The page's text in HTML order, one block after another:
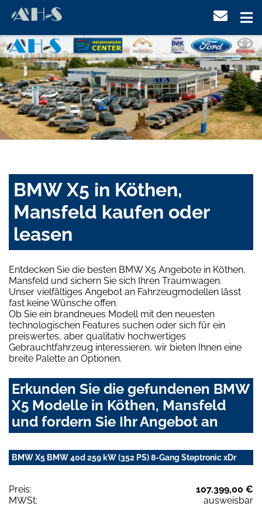
BMW X5 in Köthen,
Mansfeld kaufen oder
leasen
Entdecken Sie die besten BMW X5 Angebote in Köthen,
Mansfeld und sichern Sie sich Ihren Traumwagen.
Unser vielfältiges Angebot an Fahrzeugmodellen lässt
fast keine Wünsche offen.
Ob Sie ein brandneues Modell mit den neuesten
technologischen Features suchen oder sich für ein
preiswertes, aber qualitativ hochwertiges
Gebrauchtfahrzeug interessieren, wir bieten Ihnen eine
breite Palette an Optionen.
Erkunden Sie die gefundenen BMW
X5 Modelle in Köthen, Mansfeld
und fordern Sie Ihr Angebot an
BMW X5 BMW 40d 259 kW (352 PS) 8-Gang Steptronic xDr
Preis:
107.399,00 €
MWSt:
ausweisbar